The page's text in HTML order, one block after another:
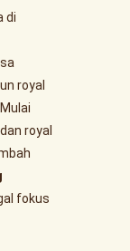
di
royal
royal
fokus